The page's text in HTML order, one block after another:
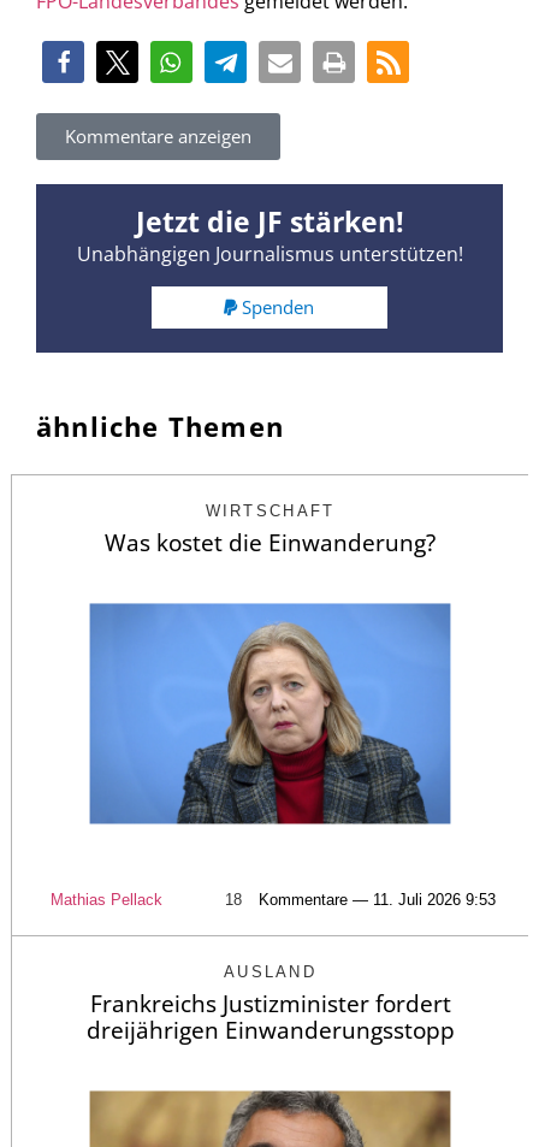
Kommentare anzeigen
Jetzt die JF stärken!
Unabhängigen Journalismus unterstützen!
Spenden
ähnliche Themen
WIRTSCHAFT
Was kostet die Einwanderung?
Mathias Pellack 18 Kommentare — 11. Juli 2026 9:53
AUSLAND
Frankreichs Justizminister fordert
dreijährigen Einwanderungsstopp